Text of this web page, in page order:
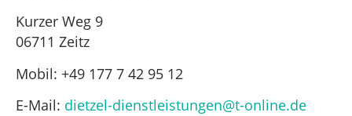
Kurzer Weg 9
06711 Zeitz
Mobil: +49 177 7 42 95 12
E-Mail: dietzel-dienstleistungen@t-online.de